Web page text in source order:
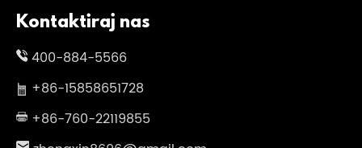
Kontaktiraj nas
400-884-5566
+86-15858651728
+86-760-22119855